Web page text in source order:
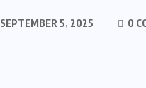
SEPTEMBER 5, 2025 0